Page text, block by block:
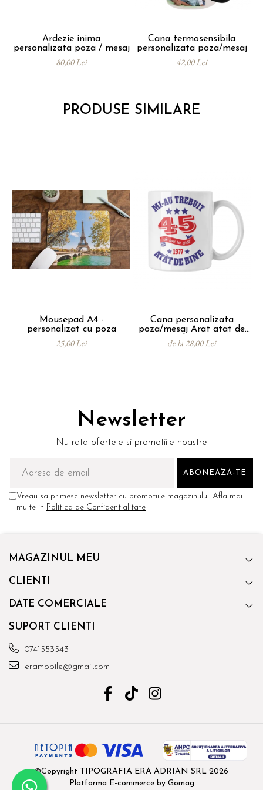
Ardezie inima
personalizata poza / mesaj
80,00 Lei
Cana termosensibila
personalizata poza/mesaj
42,00 Lei
PRODUSE SIMILARE
Mousepad A4 -
personalizat cu poza
25,00 Lei
Cana personalizata
poza/mesaj Arat atat de
bine
de la 28,00 Lei
Newsletter
Nu rata ofertele si promotiile noastre
Vreau sa primesc newsletter cu promotiile magazinului. Afla mai
multe in Politica de Confidentialitate
MAGAZINUL MEU
CLIENTI
DATE COMERCIALE
SUPORT CLIENTI
0741553543
eramobile@gmail.com
©Copyright TIPOGRAFIA ERA ADRIAN SRL 2026
Platforma E-commerce by Gomag